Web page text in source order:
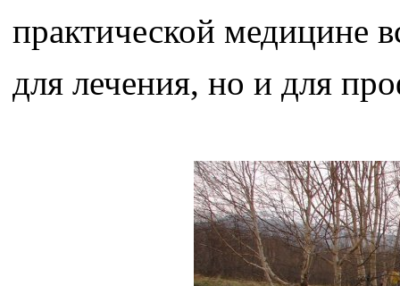
практической медицине
для лечения, но и для